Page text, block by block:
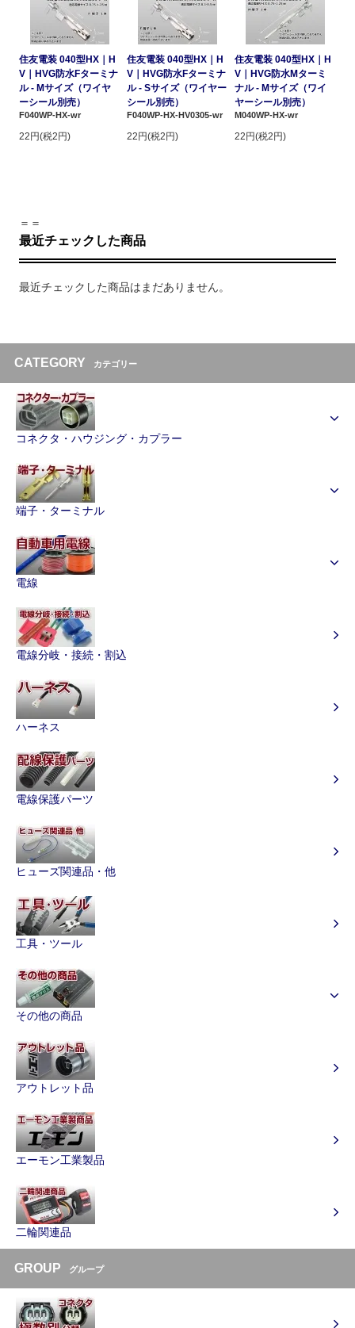
住友電装 040型HX｜H
V｜HVG防水Fターミナ
ル - Mサイズ（ワイヤ
ーシール別売）
F040WP-HX-wr
22円(税2円)
住友電装 040型HX｜H
V｜HVG防水Fターミナ
ル - Sサイズ（ワイヤー
シール別売）
F040WP-HX-HV0305-wr
22円(税2円)
住友電装 040型HX｜H
V｜HVG防水Mターミ
ナル - Mサイズ（ワイ
ヤーシール別売）
M040WP-HX-wr
22円(税2円)
＝＝
最近チェックした商品
最近チェックした商品はまだありません。
CATEGORY カテゴリー
コネクタ・ハウジング・カプラー
端子・ターミナル
電線
電線分岐・接続・割込
ハーネス
電線保護パーツ
ヒューズ関連品・他
工具・ツール
その他の商品
アウトレット品
エーモン工業製品
二輪関連品
GROUP グループ